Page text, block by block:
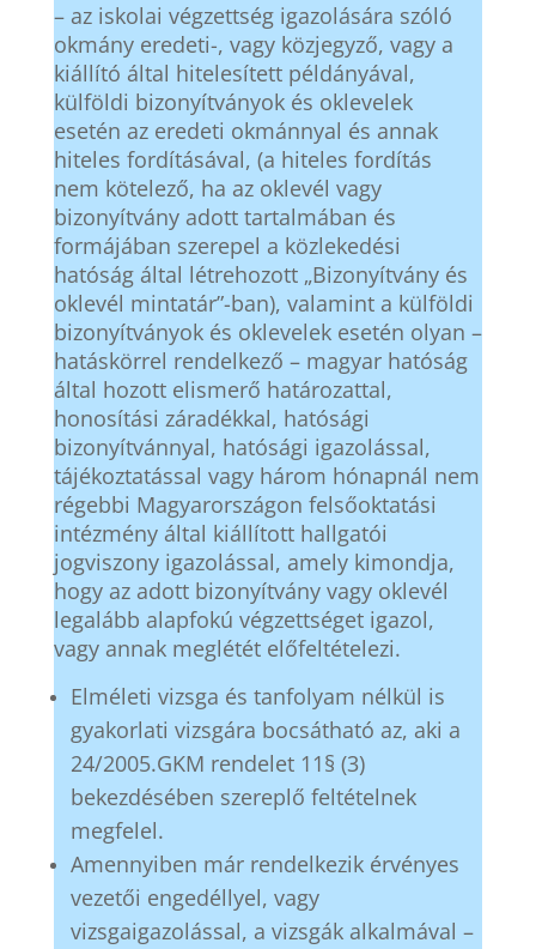
– az iskolai végzettség igazolására szóló
okmány eredeti-, vagy közjegyző, vagy a
kiállító által hitelesített példányával,
külföldi bizonyítványok és oklevelek
esetén az eredeti okmánnyal és annak
hiteles fordításával, (a hiteles fordítás
nem kötelező, ha az oklevél vagy
bizonyítvány adott tartalmában és
formájában szerepel a közlekedési
hatóság által létrehozott „Bizonyítvány és
oklevél mintatár”-ban), valamint a külföldi
bizonyítványok és oklevelek esetén olyan –
hatáskörrel rendelkező – magyar hatóság
által hozott elismerő határozattal,
honosítási záradékkal, hatósági
bizonyítvánnyal, hatósági igazolással,
tájékoztatással vagy három hónapnál nem
régebbi Magyarországon felsőoktatási
intézmény által kiállított hallgatói
jogviszony igazolással, amely kimondja,
hogy az adott bizonyítvány vagy oklevél
legalább alapfokú végzettséget igazol,
vagy annak meglétét előfeltételezi.
Elméleti vizsga és tanfolyam nélkül is
gyakorlati vizsgára bocsátható az, aki a
24/2005.GKM rendelet 11§ (3)
bekezdésében szereplő feltételnek
megfelel.
Amennyiben már rendelkezik érvényes
vezetői engedéllyel, vagy
vizsgaigazolással, a vizsgák alkalmával –